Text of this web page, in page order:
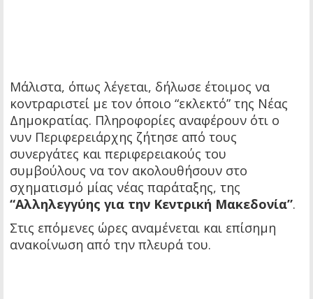
Μάλιστα, όπως λέγεται, δήλωσε έτοιμος να
κοντραριστεί με τον όποιο “εκλεκτό” της Νέας
Δημοκρατίας. Πληροφορίες αναφέρουν ότι ο
νυν Περιφερειάρχης ζήτησε από τους
συνεργάτες και περιφερειακούς του
συμβούλους να τον ακολουθήσουν στο
σχηματισμό μίας νέας παράταξης, της
“Αλληλεγγύης για την Κεντρική Μακεδονία”.
Στις επόμενες ώρες αναμένεται και επίσημη
ανακοίνωση από την πλευρά του.